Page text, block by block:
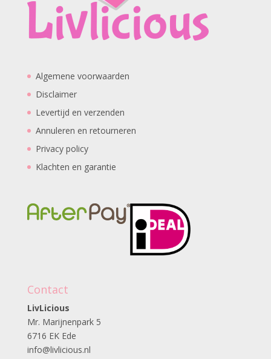
Algemene voorwaarden
Disclaimer
Levertijd en verzenden
Annuleren en retourneren
Privacy policy
Klachten en garantie
Contact
LivLicious
Mr. Marijnenpark 5
6716 EK Ede
info@livlicious.nl